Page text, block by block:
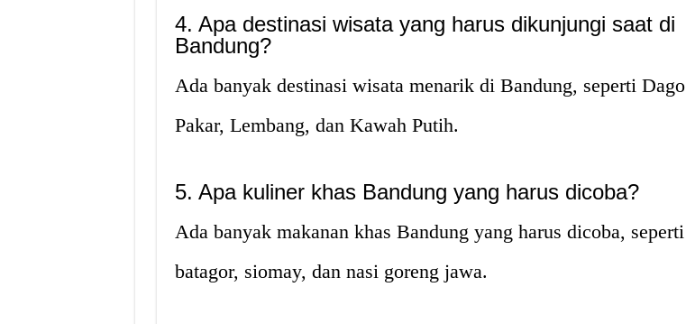
4. Apa destinasi wisata yang harus dikunjungi saat di
Bandung?
Ada banyak destinasi wisata menarik di Bandung, seperti Dago
Pakar, Lembang, dan Kawah Putih.
5. Apa kuliner khas Bandung yang harus dicoba?
Ada banyak makanan khas Bandung yang harus dicoba, seperti
batagor, siomay, dan nasi goreng jawa.